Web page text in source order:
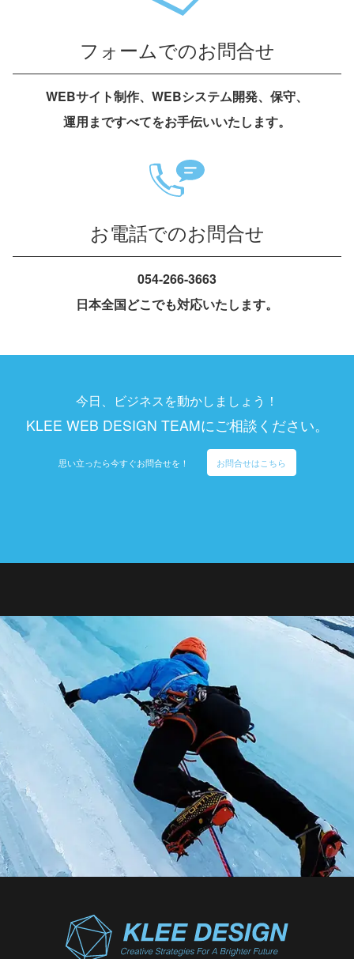
フォームでのお問合せ
WEBサイト制作、WEBシステム開発、保守、
運用まですべてをお手伝いいたします。
お電話でのお問合せ
054-266-3663
日本全国どこでも対応いたします。
今日、ビジネスを動かしましょう！
KLEE WEB DESIGN TEAMにご相談ください。
思い立ったら今すぐお問合せを！ お問合せはこちら